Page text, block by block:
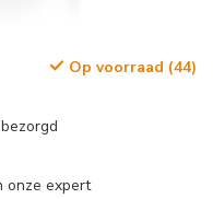
Op voorraad (44)
onze expert